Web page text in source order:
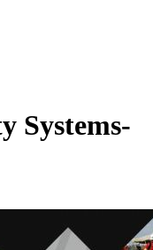
Systems-